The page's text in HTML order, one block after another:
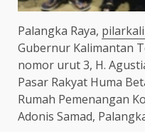
Palangka Raya,
Gubernur Kalimantan
nomor urut 3, H.
Pasar Rakyat Huma
Rumah Pemenangan
Adonis Samad,